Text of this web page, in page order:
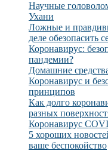
Научные
Ухани
Ложные и
деле обезопасить
Коронавирус:
пандемии?
Домашние
Коронавирус и
принципов
Как долго
разных
Коронавирус
5 хороших
ваше беспокойство